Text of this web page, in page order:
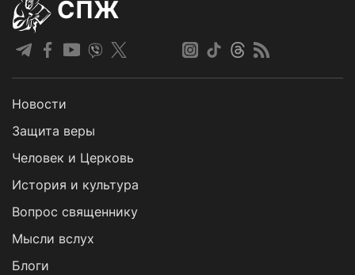
СПЖ
Новости
Защита веры
Человек и Церковь
История и культура
Вопрос священнику
Мысли вслух
Блоги